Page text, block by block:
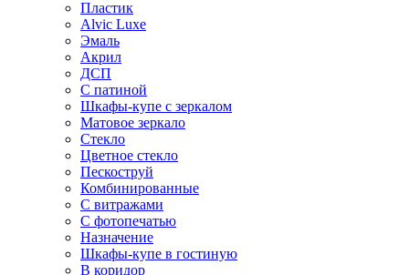
Пластик
Alvic Luxe
Эмаль
Акрил
ДСП
С патиной
Шкафы-купе с зеркалом
Матовое зеркало
Стекло
Цветное стекло
Пескоструй
Комбинированные
С витражами
С фотопечатью
Назначение
Шкафы-купе в гостиную
В коридор